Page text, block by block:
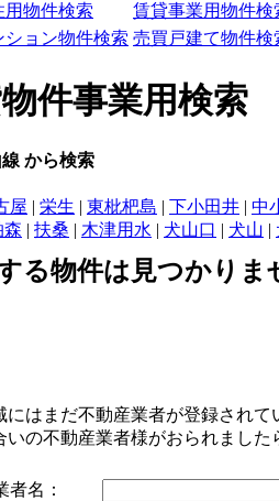
用物件検索
賃貸事業用物件検
ション物件検索 売買戸建て物件検
件事業用検索
から検索
屋 | 栄生 | 東枇杷島 | 下小田井 | 中
森 | 扶桑 | 木津用水 | 犬山口 | 犬山 |
る物件は見つかりま
にはまだ不動産業者が登録されて
いの不動産業者様がおられまし
者名：